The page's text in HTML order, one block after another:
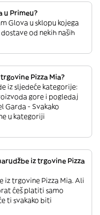
u Primeu?
Glova u sklopu kojega
od nekih naših
Pizza Mia?
iz sljedeće kategorije:
gore i pogledaj
Garda - Svakako
u kategoriji
iz trgovine Pizza
iz trgovine Pizza Mia. Ali
ćeš platiti samo
ti svakako biti